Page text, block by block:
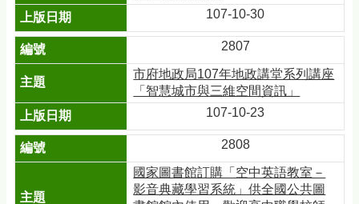
107-10-30
2807
市府地政局107年地政講堂系列講座
「智慧城市與三維空間資訊」
107-10-23
2808
國家圖書館訂購「空中英語教室－
影音典藏學習系統」供全國公共圖